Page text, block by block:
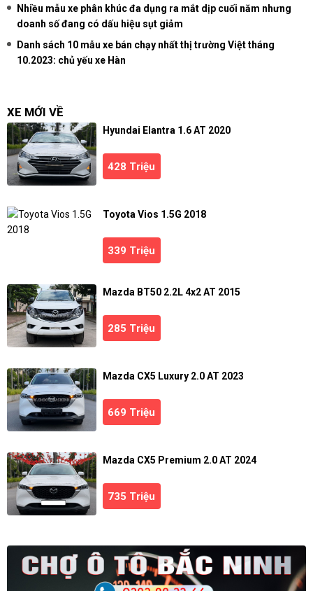
Nhiều mẫu xe phân khúc đa dụng ra mắt dịp cuối năm nhưng
doanh số đang có dấu hiệu sụt giảm
Danh sách 10 mẫu xe bán chạy nhất thị trường Việt tháng
10.2023: chủ yếu xe Hàn
XE MỚI VỀ
Hyundai Elantra 1.6 AT 2020
428 Triệu
Toyota Vios 1.5G 2018
339 Triệu
Mazda BT50 2.2L 4x2 AT 2015
285 Triệu
Mazda CX5 Luxury 2.0 AT 2023
669 Triệu
Mazda CX5 Premium 2.0 AT 2024
735 Triệu